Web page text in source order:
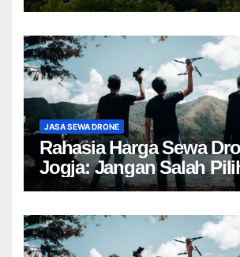
JASA SEWA DRONE
Rahasia Harga Sewa
Jogja: Jangan Salah